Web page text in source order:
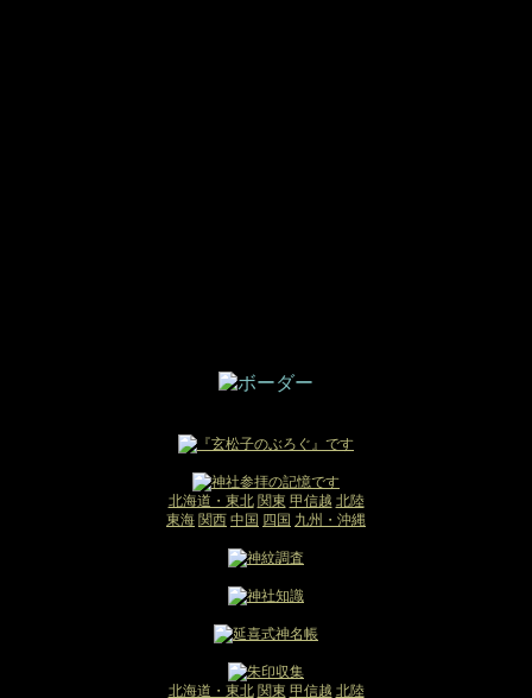
北海道・東北 関東 甲信越 北陸
東海 関西 中国 四国 九州・沖縄
北海道・東北 関東 甲信越 北陸